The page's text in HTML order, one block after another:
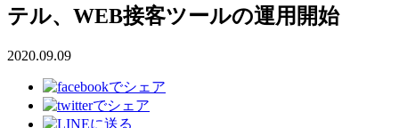
テル、WEB接客ツールの運用開始
2020.09.09